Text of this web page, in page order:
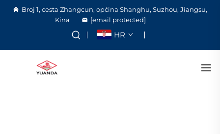
Broj 1, cesta Zhangcun, općina Shanghu, Suzhou, Jiangsu,
Kina
[email protected]
HR